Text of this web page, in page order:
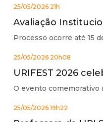
25/05/2026 21h
Avaliação
Processo ocorre até 15
25/05/2026 20h08
URIFEST 2026
O evento comemorativo
25/05/2026 19h22